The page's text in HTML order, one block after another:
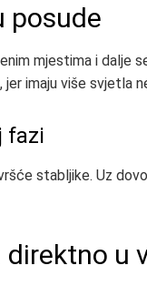
posude
mjestima i dalje
imaju više svjetla
fazi
stabljike. Uz
u